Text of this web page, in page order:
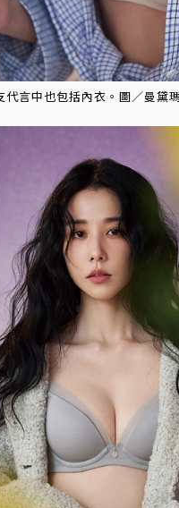
代言中也包括內衣。圖／曼黛